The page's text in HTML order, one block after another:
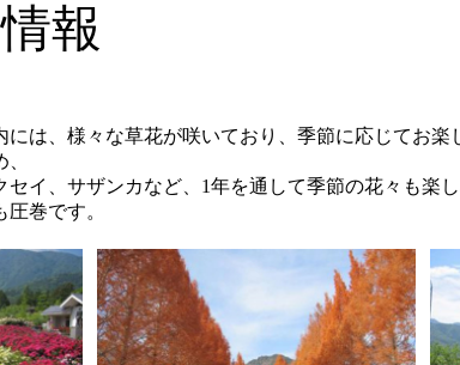
報
は、様々な草花が咲いており、季節に応じてお楽
イ、サザンカなど、1年を通して季節の花々も楽
巻です。